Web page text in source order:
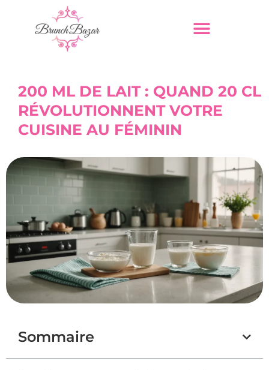
200 ML DE LAIT : QUAND 20 CL
RÉVOLUTIONNENT VOTRE
CUISINE AU FÉMININ
Sommaire